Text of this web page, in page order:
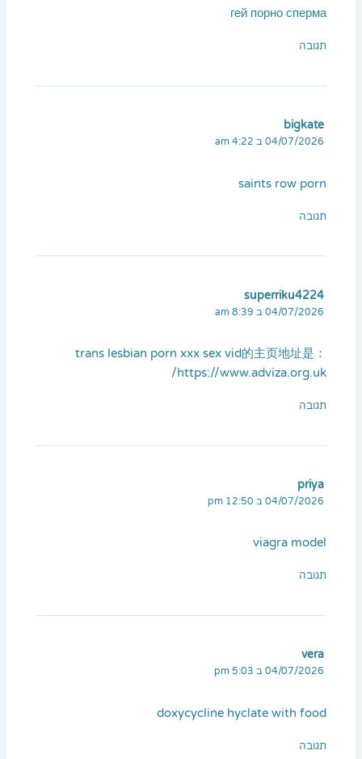
гей порно сперма
תגובה
bigkate
04/07/2026 ב 4:22 am
saints row porn
תגובה
superriku4224
04/07/2026 ב 8:39 am
trans lesbian porn xxx sex vid的主页地址是：
https://www.adviza.org.uk/
תגובה
priya
04/07/2026 ב 12:50 pm
viagra model
תגובה
vera
04/07/2026 ב 5:03 pm
doxycycline hyclate with food
תגובה